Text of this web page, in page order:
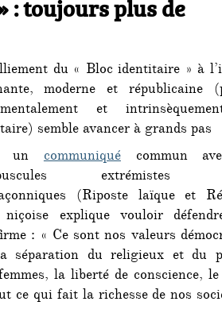
: toujours plus de
du « Bloc identitaire » à
moderne et républicaine
et
semble avancer à grands pas
un communiquécommun
extrémistes
(Riposte laïque et
explique vouloir
: « Ce sont nos valeurs
séparation du religieux et du
la liberté de conscience,
ce qui fait la richesse de nos